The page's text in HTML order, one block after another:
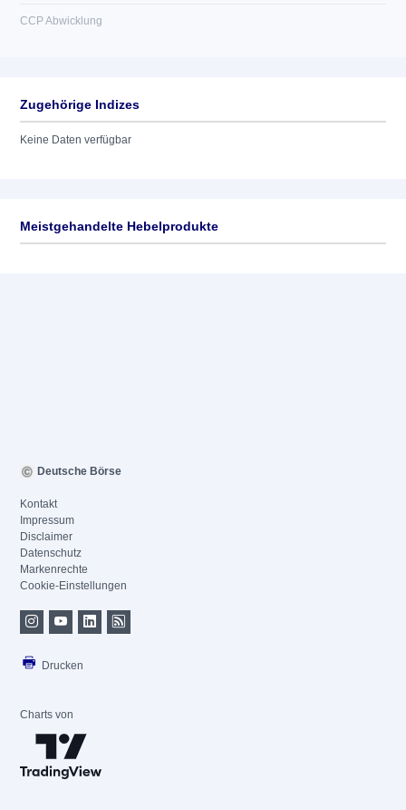
CCP Abwicklung
Zugehörige Indizes
Keine Daten verfügbar
Meistgehandelte Hebelprodukte
Deutsche Börse
Kontakt
Impressum
Disclaimer
Datenschutz
Markenrechte
Cookie-Einstellungen
Drucken
Charts von